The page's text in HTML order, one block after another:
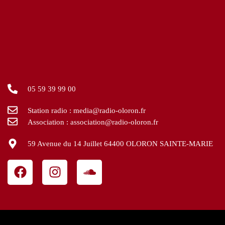
05 59 39 99 00
Station radio : media@radio-oloron.fr
Association : association@radio-oloron.fr
59 Avenue du 14 Juillet 64400 OLORON SAINTE-MARIE